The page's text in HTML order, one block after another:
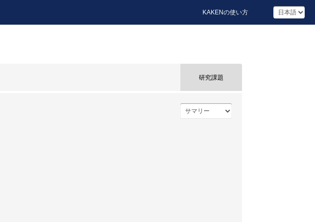
KAKENの使い方
研究課題